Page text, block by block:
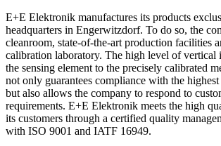
E+E Elektronik manufactures its products
headquarters in Engerwitzdorf. To do so, the
cleanroom, state-of-the-art production facilities
calibration laboratory. The high level of vertical
the sensing element to the precisely calibrated
not only guarantees compliance with the
but also allows the company to respond to
requirements. E+E Elektronik meets the high
its customers through a certified quality
with ISO 9001 and IATF 16949.